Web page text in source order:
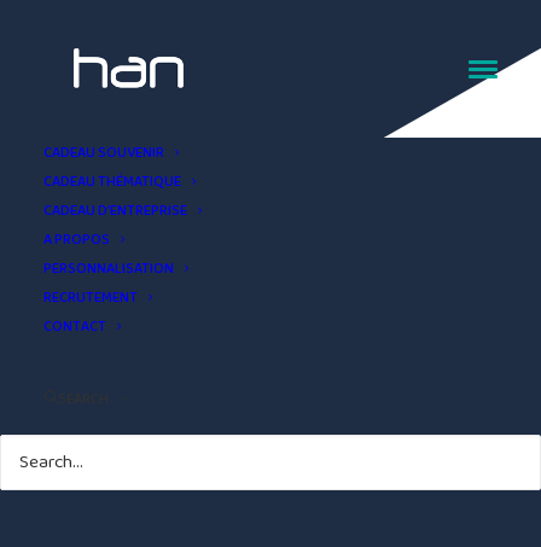
CADEAU SOUVENIR
CADEAU THÉMATIQUE
CADEAU D’ENTREPRISE
A PROPOS
PERSONNALISATION
RECRUTEMENT
CONTACT